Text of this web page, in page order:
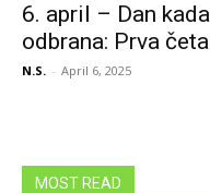
6. april – Dan
odbrana: Prva
N.S. - April 6, 2025
MOST READ